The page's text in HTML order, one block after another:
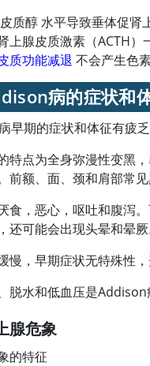
皮质醇水平导致垂体促肾
上腺皮质激素（ACTH
质功能减退 不会产生色素
病的症状和
早期的症状和体征有疲
特点为全身弥漫性变黑
前额、面、颈和肩部常
食，恶心，呕吐和腹泻
还可能会出现头晕和晕厥
慢，早期症状无特殊性
脱水和低血压是Addison
腺危象
的特征